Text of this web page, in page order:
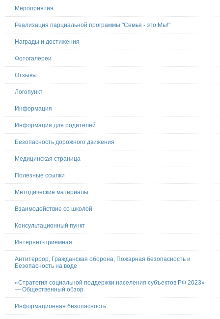
Мероприятия
Реализация парциальной программы "Семья - это Мы!"
Награды и достижения
Фотогалереи
Отзывы
Логопункт
Информация
Информация для родителей
Безопасность дорожного движения
Медицинская страница
Полезные ссылки
Методические материалы
Взаимодействие со школой
Консультационный пункт
Интернет-приёмная
Антитеррор, Гражданская оборона, Пожарная безопасность и
Безопасность на воде
«Стратегия социальной поддержки населения субъектов РФ 2023»
— Общественный обзор
Информационная безопасность